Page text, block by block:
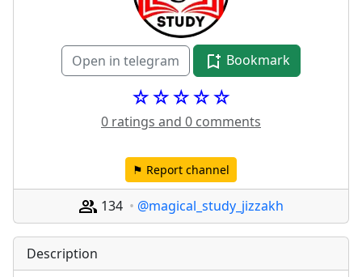
Open in telegram Bookmark
☆☆☆☆☆
0 ratings and 0 comments
⚑ Report channel
134 @magical_study_jizzakh
Description